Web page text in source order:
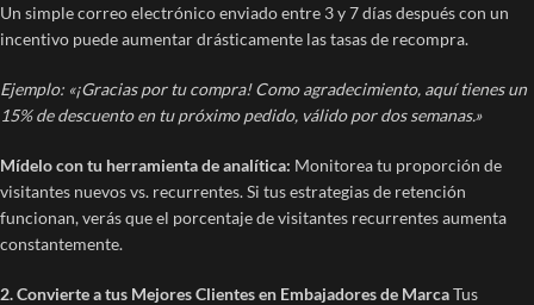
Un simple correo electrónico enviado entre 3 y 7 días después con un
incentivo puede aumentar drásticamente las tasas de recompra.
Ejemplo: «¡Gracias por tu compra! Como agradecimiento, aquí tienes un
15% de descuento en tu próximo pedido, válido por dos semanas.»
Mídelo con tu herramienta de analítica: Monitorea tu proporción de
visitantes nuevos vs. recurrentes. Si tus estrategias de retención
funcionan, verás que el porcentaje de visitantes recurrentes aumenta
constantemente.
2. Convierte a tus Mejores Clientes en Embajadores de MarcaTus